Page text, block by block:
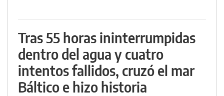
Tras 55 horas ininterrumpidas
dentro del agua y cuatro
intentos fallidos, cruzó el mar
Báltico e hizo historia